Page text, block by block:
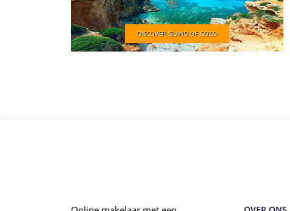
DISCOVER ISLAND OF GOZO